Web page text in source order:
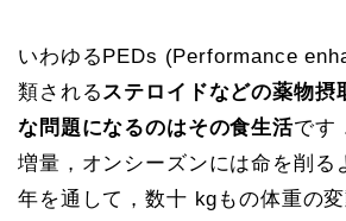
いわゆるPEDs (Performance
類されるステロイドなどの薬物摂
な問題になるのはその食生活です
増量，オンシーズンには命を削る
年を通して，数十 kgもの体重の